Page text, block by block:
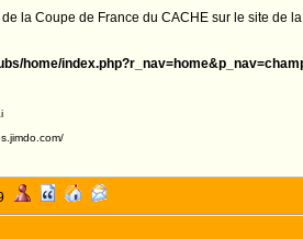
la Coupe de France du CACHE sur le site de
home/